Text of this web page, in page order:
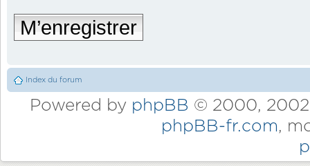
M’enregistrer
Index du forum
Powered by phpBB © 2000,
phpBB-fr.com,